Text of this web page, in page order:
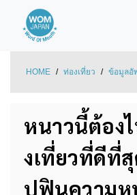
HOME / ท่องเที่ยว / ข้อมูลอั
หนาวนี้ต้อง
งเที่ยวที่ดีที่
ปฟินความห